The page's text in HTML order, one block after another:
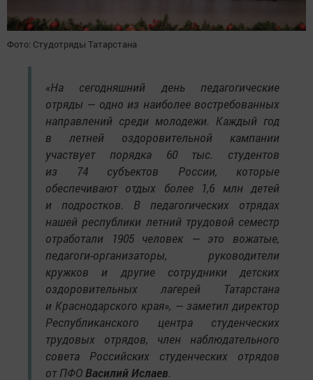
Фото: Студотряды Татарстана
«На сегодняшний день педагогические
отряды — одно из наиболее востребованных
направлений среди молодежи. Каждый год
в летней оздоровительной кампании
участвует порядка 60 тыс. студентов
из 74 субъектов России, которые
обеспечивают отдых более 1,6 млн детей
и подростков. В педагогических отрядах
нашей республики летний трудовой семестр
отработали 1905 человек — это вожатые,
педагоги-организаторы, руководители
кружков и другие сотрудники детских
оздоровительных лагерей Татарстана
и Краснодарского края», — заметил директор
Республиканского центра студенческих
трудовых отрядов, член наблюдательного
совета Российских студенческих отрядов
от ПФО Василий Ислаев.